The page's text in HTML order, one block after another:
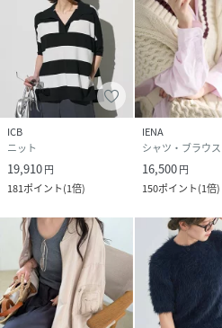
ICB
ニット
19,910円
181ポイント(1倍)
IENA
シャツ・ブラウス
16,500円
150ポイント(1倍)